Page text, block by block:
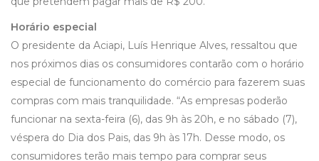
Horário especial
O presidente da Aciapi, Luís Henrique Alves, ressaltou que
nos próximos dias os consumidores contarão com o horário
especial de funcionamento do comércio para fazerem suas
compras com mais tranquilidade. “As empresas poderão
funcionar na sexta-feira (6), das 9h às 20h, e no sábado (7),
véspera do Dia dos Pais, das 9h às 17h. Desse modo, os
consumidores terão mais tempo para comprar seus